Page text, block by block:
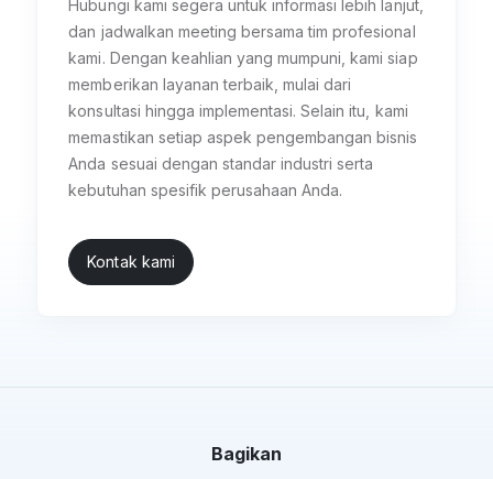
Hubungi kami segera untuk informasi lebih lanjut,
dan jadwalkan meeting bersama tim profesional
kami. Dengan keahlian yang mumpuni, kami siap
memberikan layanan terbaik, mulai dari
konsultasi hingga implementasi. Selain itu, kami
memastikan setiap aspek pengembangan bisnis
Anda sesuai dengan standar industri serta
kebutuhan spesifik perusahaan Anda.
Kontak kami
Bagikan